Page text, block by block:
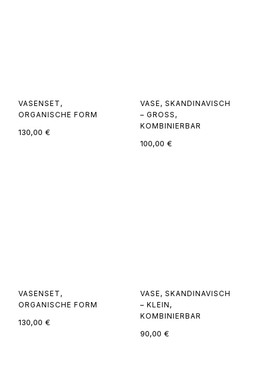
VASENSET,
ORGANISCHE FORM
130,00 €
VASE, SKANDINAVISCH
– GROSS, K
OMBINIERBAR
100,00 €
VASENSET,
ORGANISCHE FORM
130,00 €
VASE, SKANDINAVISCH
– KLEIN,
KOMBINIERBAR
90,00 €